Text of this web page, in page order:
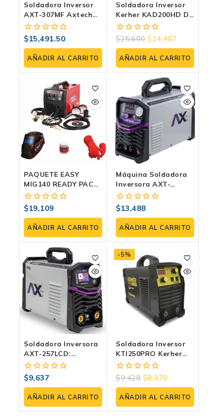
Soldadora Inversor
AXT-307MF Axtech
300 Amp Con
Electrodo Y TIG LIFT
Multifase
0
fuera
de
5
$15,491.50
AÑADIR AL CARRITO
Soldadora Inversor
Kerher KAD200HD De
Uso Industrial
Especializada Para
Aluminio
0
fuera
de
5
$25,600 $24,487
AÑADIR AL CARRITO
PAQUETE EASY
MIG140 READY PACK
| Lincoln Electric
0
fuera
de
5
$19,109
AÑADIR AL CARRITO
Máquina Soldadora
Inversora AXT-
TEC200 | Electrodo,
Tig HF Y Plasma 200
Amp
0
fuera
de
5
$13,488
AÑADIR AL CARRITO
Soldadora Inversora
AXT-257LCD:
Soldadora De
Electrodo Y TIG LIFT
Con Pantalla LCD
0
fuera
de
5
$9,637
AÑADIR AL CARRITO
-5%
Soldadora Inversor
KTI250PRO Kerher
Electrodo Tig 250
Amperes Bivoltaje
110V 220V
0
fuera
de
5
$9,428 $8,978
AÑADIR AL CARRITO